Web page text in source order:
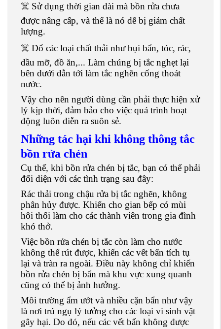
☠️ Sử dụng thời gian dài mà bồn rửa chưa
được nâng cấp, và thế là nó dễ bị giảm chất
lượng.
☠️ Đổ các loại chất thải như bụi bẩn, tóc, rác,
dầu mỡ, đồ ăn,... Làm chúng bị tắc nghẹt lại
bên dưới dẫn tới làm tắc nghẽn cống thoát
nước.
Vậy cho nên người dùng cần phải thực hiện xử
lý kịp thời, đảm bảo cho việc quá trình hoạt
động luôn diễn ra suôn sẻ.
Những tác hại khi không thông tắc
bồn rửa chén
Cụ thể, khi bồn rửa chén bị tắc, bạn có thể phải
đối diện với các tình trạng sau đây:
Rác thải trong chậu rửa bị tắc nghẽn, không
phân hủy được. Khiến cho gian bếp có mùi
hôi thối làm cho các thành viên trong gia đình
khó thở.
Việc bồn rửa chén bị tắc còn làm cho nước
không thể rút được, khiến các vết bẩn tích tụ
lại và tràn ra ngoài. Điều này không chỉ khiến
bồn rửa chén bị bẩn mà khu vực xung quanh
cũng có thể bị ảnh hưởng.
Môi trường ẩm ướt và nhiều cặn bẩn như vậy
là nơi trú ngụ lý tưởng cho các loại vi sinh vật
gây hại. Do đó, nếu các vết bẩn không được